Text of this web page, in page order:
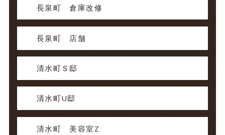
長泉町 倉庫改修
長泉町 店舗
清水町Ｓ邸
清水町U邸
清水町 美容室Z